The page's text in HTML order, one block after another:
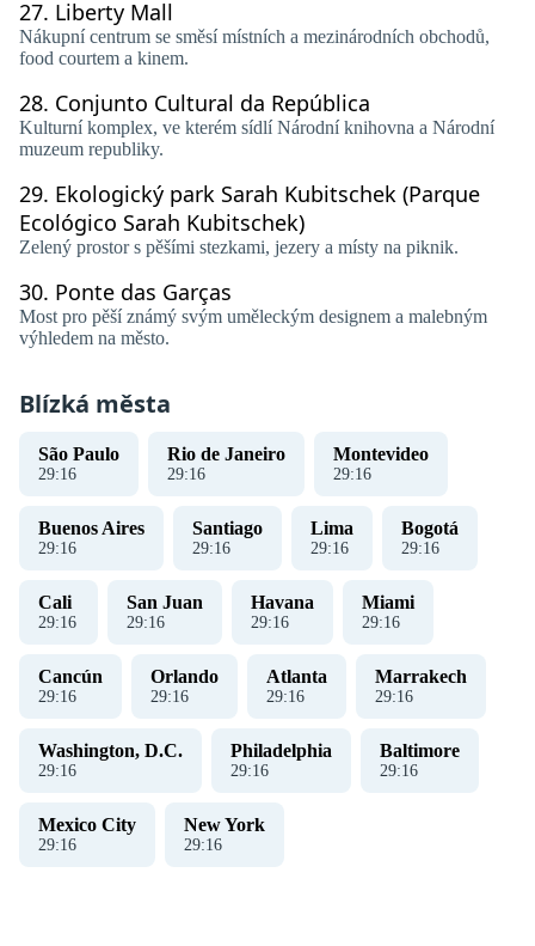
27. Liberty Mall
Nákupní centrum se směsí místních a mezinárodních obchodů,
food courtem a kinem.
28. Conjunto Cultural da República
Kulturní komplex, ve kterém sídlí Národní knihovna a Národní
muzeum republiky.
29. Ekologický park Sarah Kubitschek (Parque
Ecológico Sarah Kubitschek)
Zelený prostor s pěšími stezkami, jezery a místy na piknik.
30. Ponte das Garças
Most pro pěší známý svým uměleckým designem a malebným
výhledem na město.
Blízká města
São Paulo
29:16
Rio de Janeiro
29:16
Montevideo
29:16
Buenos Aires
29:16
Santiago
29:16
Lima
29:16
Bogotá
29:16
Cali
29:16
San Juan
29:16
Havana
29:16
Miami
29:16
Cancún
29:16
Orlando
29:16
Atlanta
29:16
Marrakech
29:16
Washington, D.C.
29:16
Philadelphia
29:16
Baltimore
29:16
Mexico City
29:16
New York
29:16